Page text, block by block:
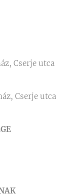
Cserje utca
Cserje utca